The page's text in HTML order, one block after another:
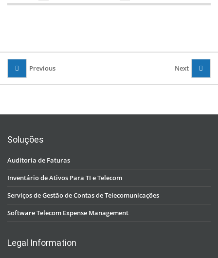
Previous Next
Soluções
Auditoria de Faturas
Inventário de Ativos Para TI e Telecom
Serviços de Gestão de Contas de Telecomunicações
Software Telecom Expense Management
Legal Information